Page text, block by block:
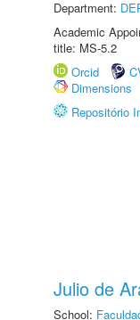
Department:
Academic
title: MS-5.2
Orcid
Dimensions
Repositório
Julio de
School: